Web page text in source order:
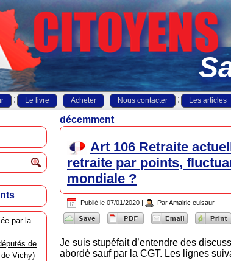
Le livre Acheter Nous contacter Les articles
par la
de
de Vichy)
décemment
Art 106 Retraite
retraite par points,
mondiale ?
Publié le 07/01/2020 | ParAmalric eulsaur
Je suis stupéfait d’entendre des
abordé sauf par la CGT. Les lignes